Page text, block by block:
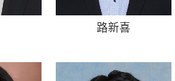
路新喜